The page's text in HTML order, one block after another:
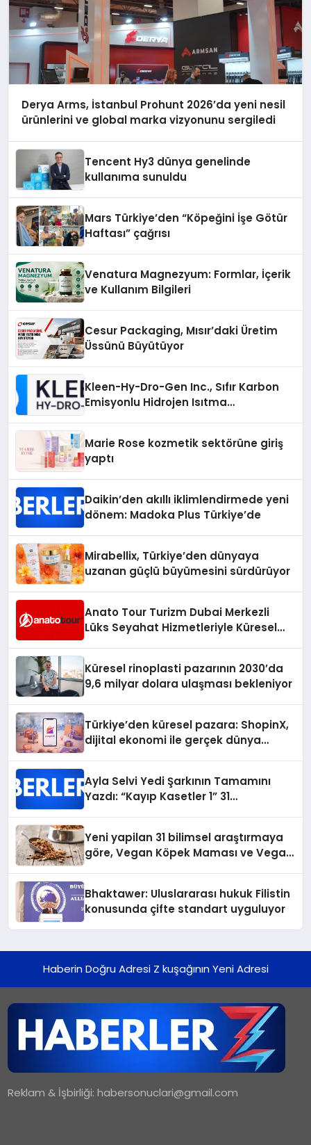
Derya Arms, İstanbul Prohunt 2026’da yeni nesil
ürünlerini ve global marka vizyonunu sergiledi
Tencent Hy3 dünya genelinde
kullanıma sunuldu
Mars Türkiye’den “Köpeğini İşe Götür
Haftası” çağrısı
Venatura Magnezyum: Formlar, İçerik
ve Kullanım Bilgileri
Cesur Packaging, Mısır’daki Üretim
Üssünü Büyütüyor
Kleen-Hy-Dro-Gen Inc., Sıfır Karbon
Emisyonlu Hidrojen Isıtma
Marie Rose kozmetik sektörüne giriş
yaptı
Daikin’den akıllı iklimlendirmede yeni
dönem: Madoka Plus Türkiye’de
Mirabellix, Türkiye’den dünyaya
uzanan güçlü büyümesini sürdürüyor
Anato Tour Turizm Dubai Merkezli
Lüks Seyahat Hizmetleriyle Küresel
Küresel rinoplasti pazarının 2030’da
9,6 milyar dolara ulaşması bekleniyor
Türkiye’den küresel pazara: ShopinX,
dijital ekonomi ile gerçek dünya
Ayla Selvi Yedi Şarkının Tamamını
Yazdı: “Kayıp Kasetler 1” 31
Yeni yapilan 31 bilimsel araştırmaya
göre, Vegan Köpek Maması ve Vegan
Bhaktawer: Uluslararası hukuk Filistin
konusunda çifte standart uyguluyor
Haberin Doğru Adresi Z kuşağının Yeni Adresi
Reklam & İşbirliği:habersonuclari@gmail.com